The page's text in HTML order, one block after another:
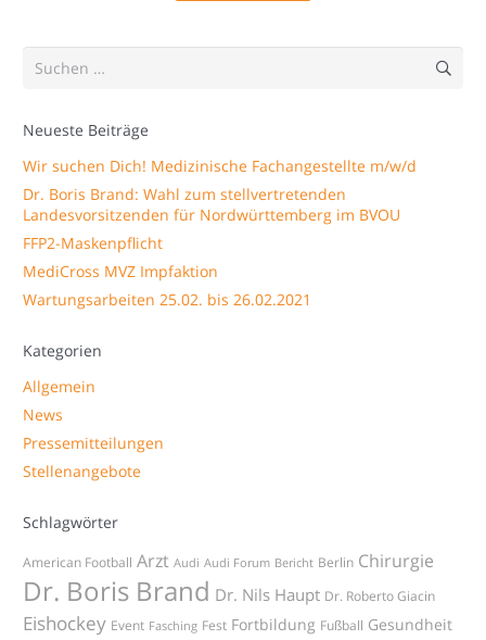
Suchen
Neueste Beiträge
Wir suchen Dich! Medizinische Fachangestellte m/w/d
Dr. Boris Brand: Wahl zum stellvertretenden
Landesvorsitzenden für Nordwürttemberg im BVOU
FFP2-Maskenpflicht
MediCross MVZ Impfaktion
Wartungsarbeiten 25.02. bis 26.02.2021
Kategorien
Allgemein
News
Pressemitteilungen
Stellenangebote
Schlagwörter
American Football Arzt Audi Audi Forum Bericht Berlin Chirurgie
Dr. Boris Brand Dr. Nils Haupt Dr. Roberto Giacin
Eishockey Event Fasching Fest Fortbildung Fußball Gesundheit